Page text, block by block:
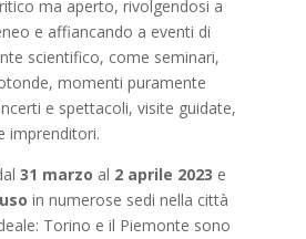
ma aperto, rivolgendosi a
e affiancando a eventi di
scientifico, come seminari,
momenti puramente
e spettacoli, visite guidate,
imprenditori.
31 marzo al 2 aprile 2023 e
in numerose sedi nella città
Torino e il Piemonte sono